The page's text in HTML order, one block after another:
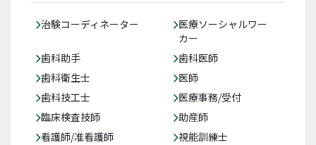
治験コーディネーター
医療ソーシャルワー
カー
歯科助手
歯科医師
歯科衛生士
医師
歯科技工士
医療事務/受付
臨床検査技師
助産師
看護師/准看護師
視能訓練士